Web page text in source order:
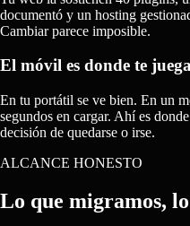
documentó y un hosting
Cambiar parece imposible.
El móvil es donde te
En tu portátil se ve bien. En un
segundos en cargar. Ahí es
decisión de quedarse o irse.
ALCANCE HONESTO
Lo que migramos,